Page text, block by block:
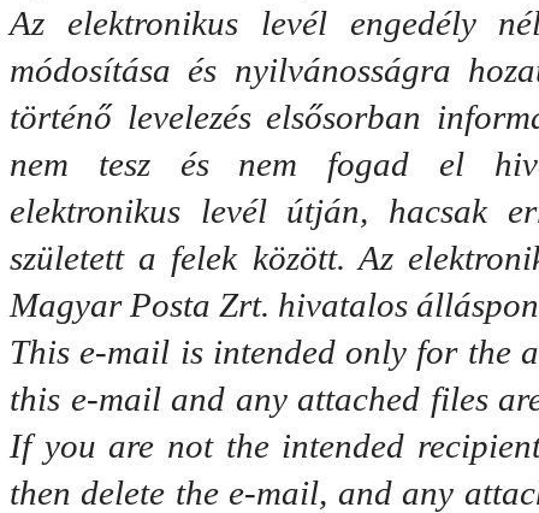
Az elektronikus levél engedély
módosítása és nyilvánosságra
történő levelezés elsősorban
nem tesz és nem fogad el
elektronikus levél útján, hacsak
született a felek között. Az
Magyar Posta Zrt. hivatalos
This e-mail is intended only for the
this e-mail and any attached files
If you are not the intended
then delete the e-mail, and any